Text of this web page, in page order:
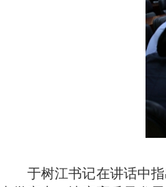
于树江书记在讲话中